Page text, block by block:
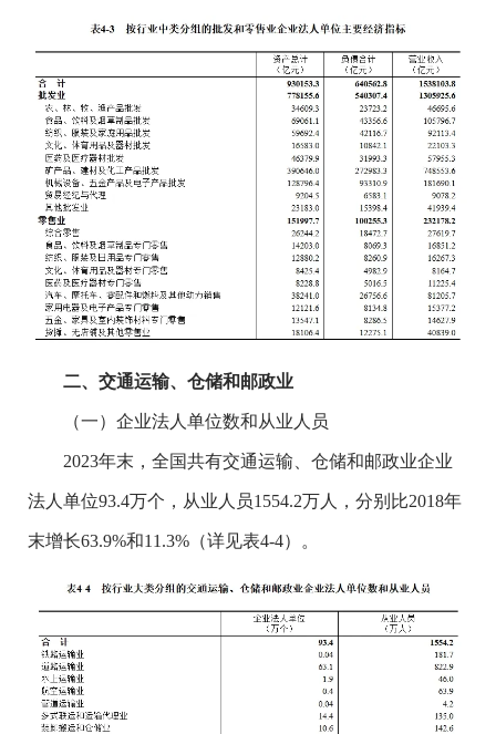
二、交通运输、仓储和邮政业
（一）企业法人单位数和从业人员
2023年末，全国共有交通运输、仓储和邮政业企业
法人单位93.4万个，从业人员1554.2万人，分别比2018年
末增长63.9%和11.3%（详见表4-4）。